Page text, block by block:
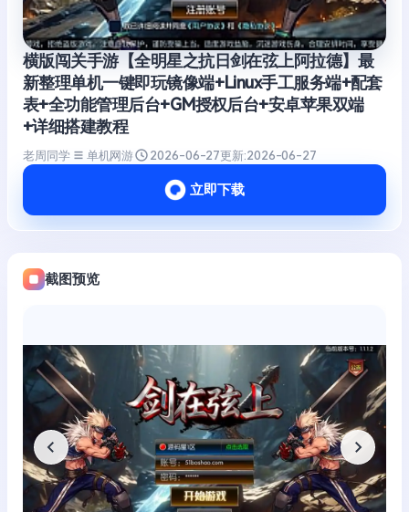
横版闯关手游【全明星之抗日剑在弦上阿拉德】最
新整理单机一键即玩镜像端+Linux手工服务端+配套
表+全功能管理后台+GM授权后台+安卓苹果双端
+详细搭建教程
老周同学 单机网游 2026-06-27更新:2026-06-27
立即下载
截图预览